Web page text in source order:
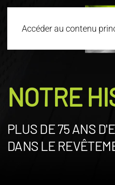
Accéder au contenu
NOTRE
PLUS DE 75 ANS
DANS LE